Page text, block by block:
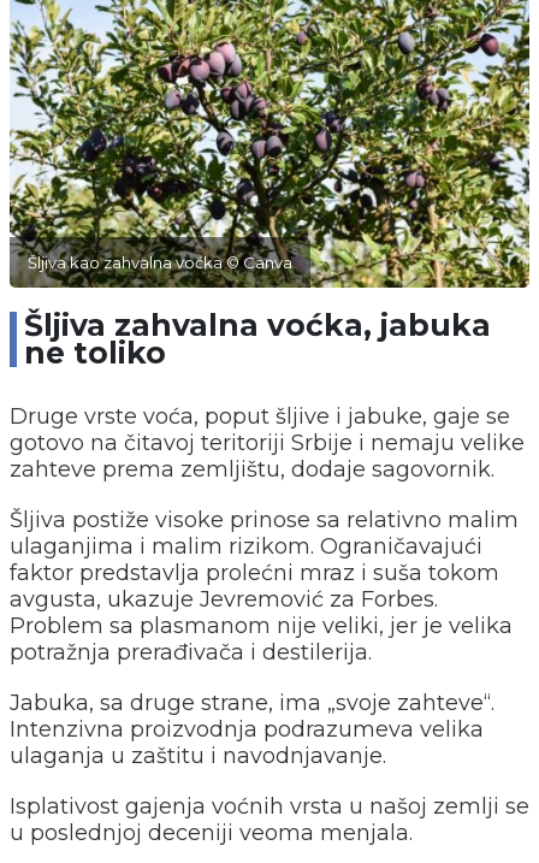
Šljiva kao zahvalna voćka © Canva
Šljiva zahvalna voćka, jabuka
ne toliko
Druge vrste voća, poput šljive i jabuke, gaje se
gotovo na čitavoj teritoriji Srbije i nemaju velike
zahteve prema zemljištu, dodaje sagovornik.
Šljiva postiže visoke prinose sa relativno malim
ulaganjima i malim rizikom. Ograničavajući
faktor predstavlja prolećni mraz i suša tokom
avgusta, ukazuje Jevremović za Forbes.
Problem sa plasmanom nije veliki, jer je velika
potražnja prerađivača i destilerija.
Jabuka, sa druge strane, ima „svoje zahteve“.
Intenzivna proizvodnja podrazumeva velika
ulaganja u zaštitu i navodnjavanje.
Isplativost gajenja voćnih vrsta u našoj zemlji se
u poslednjoj deceniji veoma menjala.